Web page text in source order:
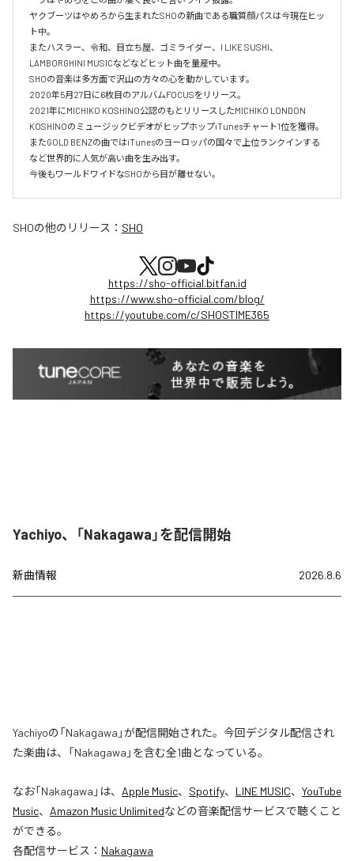
ヤクブーツはやめろから生まれたSHOの新曲である職質顔パスは今現在ヒッ
ト中。
またハスラー、令和、目立ち屋、ゴミライダー、I LIKE SUSHI、
LAMBORGHINI MUSICなどなどヒット曲を量産中。
SHOの音楽は多方面で沢山の方々の心を動かしています。
2020年5月27日に6枚目のアルバムFOCUSをリリース。
2021年にMICHIKO KOSHINO公認のもとリリースしたMICHIKO LONDON
KOSHINOのミュージックビデオがヒップホップiTunesチャート1位を獲得。
またGOLD BENZの曲ではiTunesのヨーロッパの国々で上位ランクインする
など世界的に人気が高い曲を生み出す。
今後もワールドワイドなSHOから目が離せない。
SHOの他のリリース： SHO
https://sho-official.bitfan.id
https://www.sho-official.com/blog/
https://youtube.com/c/SHOSTIME365
Yachiyo、「Nakagawa」を配信開始
新曲情報 2026.8.6
Yachiyoの「Nakagawa」が配信開始された。今回デジタル配信され
た楽曲は、「Nakagawa」を含む全1曲となっている。
なお「Nakagawa 」は、 Apple Music、 Spotify、 LINE MUSIC、 YouTube
Music、 Amazon Music Unlimitedなどの音楽配信サービスで聴くこと
ができる。
各配信サービス： Nakagawa